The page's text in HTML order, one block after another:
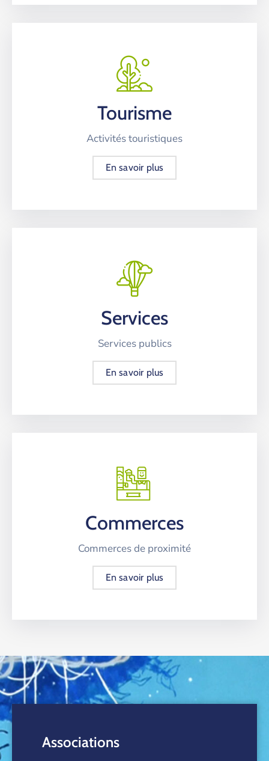
Tourisme
Activités touristiques
En savoir plus
Services
Services publics
En savoir plus
Commerces
Commerces de proximité
En savoir plus
Associations